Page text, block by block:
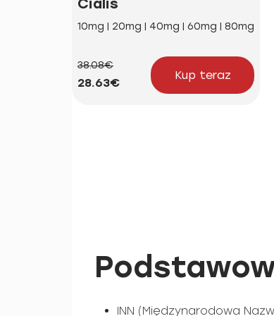
Cialis
10mg | 20mg | 40mg | 60mg | 80mg
38.08€
28.63€
Kup teraz
INN (Międzynarodowa